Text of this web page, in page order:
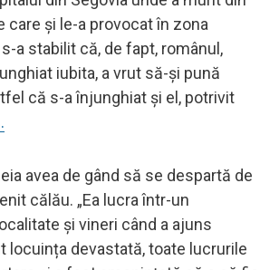
care și le-a provocat în zona
a stabilit că, de fapt, românul,
iubita, a vrut să-și pună
că s-a înjunghiat și el, potrivit
avea de gând să se despartă de
călău. „Ea lucra într-un
și vineri când a ajuns
locuința devastată, toate lucrurile